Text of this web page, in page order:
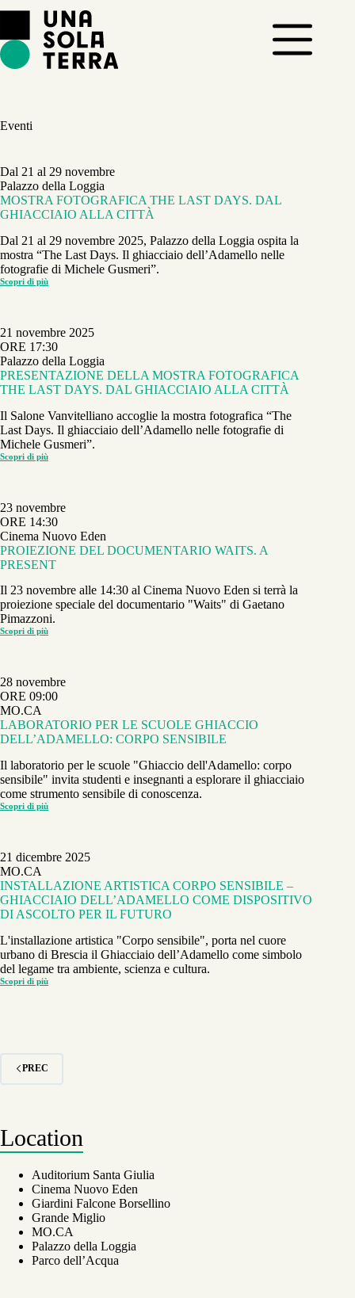
contenuto
Eventi
Dal 21 al 29 novembre
Palazzo della Loggia
MOSTRA FOTOGRAFICA THE LAST DAYS. DAL
GHIACCIAIO ALLA CITTÀ
Dal 21 al 29 novembre 2025, Palazzo della Loggia ospita la
mostra “The Last Days. Il ghiacciaio dell’Adamello nelle
fotografie di Michele Gusmeri”.
Scopri di più
MOSTRA
DAL
GHIACCIAIO
ALLA
CITTÀ
21 novembre 2025
ORE 17:30
Palazzo della Loggia
PRESENTAZIONE DELLA MOSTRA FOTOGRAFICA
THE LAST DAYS. DAL GHIACCIAIO ALLA CITTÀ
Il Salone Vanvitelliano accoglie la mostra fotografica “The
Last Days. Il ghiacciaio dell’Adamello nelle fotografie di
Michele Gusmeri”.
Scopri di più
PRESENTAZIONE
LAST
DAYS.
DAL
GHIACCIAIO
ALLA
CITTÀ
23 novembre
ORE 14:30
Cinema Nuovo Eden
PROIEZIONE DEL DOCUMENTARIO WAITS. A
PRESENT
Il 23 novembre alle 14:30 al Cinema Nuovo Eden si terrà la
proiezione speciale del documentario "Waits" di Gaetano
Pimazzoni.
Scopri di più
PROIEZIONE
PRESENT
28 novembre
ORE 09:00
MO.CA
LABORATORIO PER LE SCUOLE GHIACCIO
DELL’ADAMELLO: CORPO SENSIBILE
Il laboratorio per le scuole "Ghiaccio dell'Adamello: corpo
sensibile" invita studenti e insegnanti a esplorare il ghiacciaio
come strumento sensibile di conoscenza.
Scopri di più
LABORATORIO
CORPO
SENSIBILE
21 dicembre 2025
MO.CA
INSTALLAZIONE ARTISTICA CORPO SENSIBILE –
GHIACCIAIO DELL’ADAMELLO COME DISPOSITIVO
DI ASCOLTO PER IL FUTURO
L'installazione artistica "Corpo sensibile", porta nel cuore
urbano di Brescia il Ghiacciaio dell’Adamello come simbolo
del legame tra ambiente, scienza e cultura.
Scopri di più
INSTALLAZIONE
PREC
Location
Auditorium Santa Giulia
Cinema Nuovo Eden
Giardini Falcone Borsellino
Grande Miglio
MO.CA
Palazzo della Loggia
Parco dell’Acqua